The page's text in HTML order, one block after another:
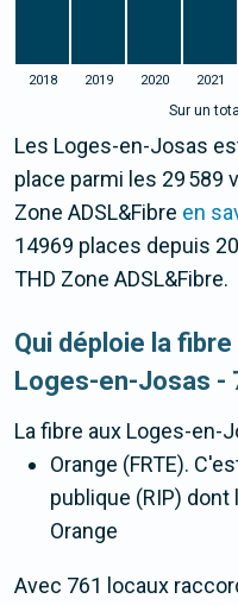
2018 2019 2020 2021
Sur un
Les Loges-en-Josas
place parmi les 29 589
Zone ADSL&Fibre en
14969 places depuis
THD Zone ADSL&Fibre.
Qui déploie la
Loges-en-Josas -
La fibre aux Loges-en-
Orange (FRTE).
publique (RIP)
Orange
Avec 761 locaux